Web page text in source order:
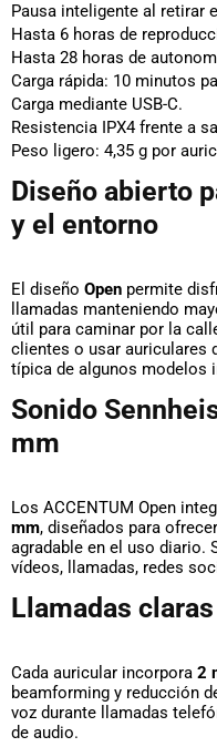
Pausa inteligente al retirar
Hasta 6 horas de
Hasta 28 horas de
Carga rápida: 10 minutos
Carga mediante USB-C.
Resistencia IPX4 frente a
Peso ligero: 4,35 g por
Diseño abierto
y el entorno
El diseño Open permite
llamadas manteniendo
útil para caminar por la
clientes o usar auriculares
típica de algunos modelos
Sonido
mm
Los ACCENTUM Open
mm, diseñados para
agradable en el uso diario.
vídeos, llamadas, redes
Llamadas claras
Cada auricular incorpora 2
beamforming y reducción
voz durante llamadas
de audio.